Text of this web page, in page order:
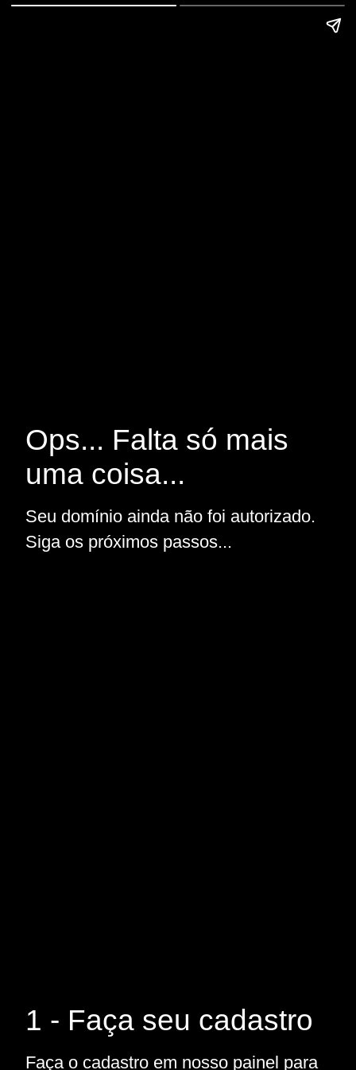
Ops... Falta só mais
uma coisa...
Seu domínio ainda não foi autorizado.
Siga os próximos passos...
1 - Faça seu cadastro
Faça o cadastro em nosso painel para